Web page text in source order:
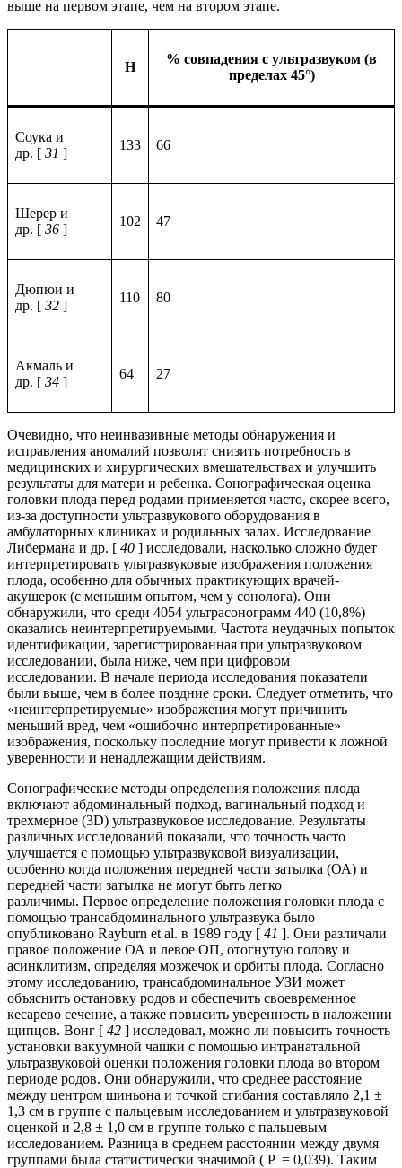
выше на первом этапе, чем на втором этапе.
Н
% совпадения с ультразвуком (в
пределах 45°)
Соука и
др. [ 31 ]
133 66
Шерер и
др. [ 36 ]
102 47
Дюпюи и
др. [ 32 ]
110 80
Акмаль и
др. [ 34 ]
64 27
Очевидно, что неинвазивные методы обнаружения и
исправления аномалий позволят снизить потребность в
медицинских и хирургических вмешательствах и улучшить
результаты для матери и ребенка. Сонографическая оценка
головки плода перед родами применяется часто, скорее всего,
из-за доступности ультразвукового оборудования в
амбулаторных клиниках и родильных залах. Исследование
Либермана и др. [ 40 ] исследовали, насколько сложно будет
интерпретировать ультразвуковые изображения положения
плода, особенно для обычных практикующих врачей-
акушерок (с меньшим опытом, чем у сонолога). Они
обнаружили, что среди 4054 ультрасонограмм 440 (10,8%)
оказались неинтерпретируемыми. Частота неудачных попыток
идентификации, зарегистрированная при ультразвуковом
исследовании, была ниже, чем при цифровом
исследовании. В начале периода исследования показатели
были выше, чем в более поздние сроки. Следует отметить, что
«неинтерпретируемые» изображения могут причинить
меньший вред, чем «ошибочно интерпретированные»
изображения, поскольку последние могут привести к ложной
уверенности и ненадлежащим действиям.
Сонографические методы определения положения плода
включают абдоминальный подход, вагинальный подход и
трехмерное (3D) ультразвуковое исследование. Результаты
различных исследований показали, что точность часто
улучшается с помощью ультразвуковой визуализации,
особенно когда положения передней части затылка (ОА) и
передней части затылка не могут быть легко
различимы. Первое определение положения головки плода с
помощью трансабдоминального ультразвука было
опубликовано Rayburn et al. в 1989 году [ 41 ]. Они различали
правое положение ОА и левое ОП, отогнутую голову и
асинклитизм, определяя мозжечок и орбиты плода. Согласно
этому исследованию, трансабдоминальное УЗИ может
объяснить остановку родов и обеспечить своевременное
кесарево сечение, а также повысить уверенность в наложении
щипцов. Вонг [ 42 ] исследовал, можно ли повысить точность
установки вакуумной чашки с помощью интранатальной
ультразвуковой оценки положения головки плода во втором
периоде родов. Они обнаружили, что среднее расстояние
между центром шиньона и точкой сгибания составляло 2,1 ±
1,3 см в группе с пальцевым исследованием и ультразвуковой
оценкой и 2,8 ± 1,0 см в группе только с пальцевым
исследованием. Разница в среднем расстоянии между двумя
группами была статистически значимой ( P = 0,039). Таким